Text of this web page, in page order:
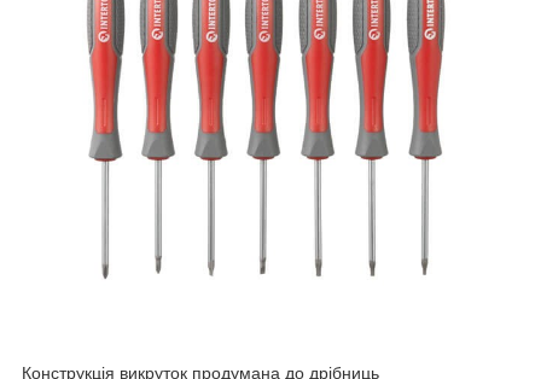
Конструкція викруток продумана до дрібниць